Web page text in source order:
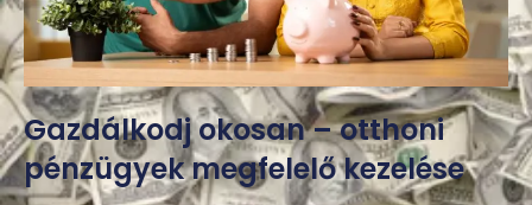
Gazdálkodj okosan – otthoni
pénzügyek megfelelő kezelése